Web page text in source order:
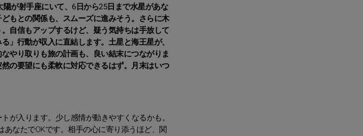
が射手座にいて、6日から25日まで水星があな
もとの関係も、スムーズに進みそう。さらに木
自信もアップするけど、疑う気持ちは手放して
」行動が収入に直結します。土星と海王星が、
やり取りも旅の計画も、良い結末につながりま
の要望にも柔軟に対応できるはず。月末はいつ
が入ります。少し感情が動きやすくなるかも。
なたでOKです。相手の心に寄り添うほど、関